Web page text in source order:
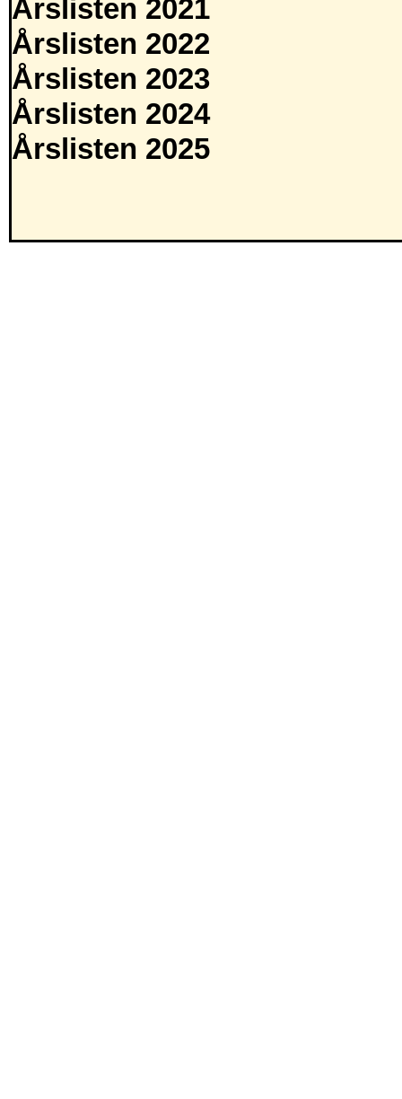
Årslisten 2021
Årslisten 2022
Årslisten 2023
Årslisten 2024
Årslisten 2025